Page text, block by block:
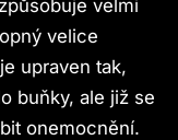
velmi
velice
upraven tak,
buňky, ale již se
onemocnění.